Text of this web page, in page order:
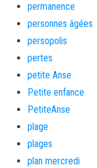
permanence
personnes âgées
persopolis
pertes
petite Anse
Petite enfance
PetiteAnse
plage
plages
plan mercredi